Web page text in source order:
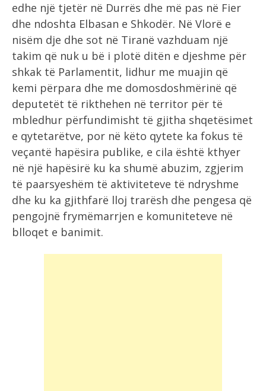
edhe një tjetër në Durrës dhe më pas në Fier
dhe ndoshta Elbasan e Shkodër. Në Vlorë e
nisëm dje dhe sot në Tiranë vazhduam një
takim që nuk u bë i plotë ditën e djeshme për
shkak të Parlamentit, lidhur me muajin që
kemi përpara dhe me domosdoshmërinë që
deputetët të rikthehen në territor për të
mbledhur përfundimisht të gjitha shqetësimet
e qytetarëtve, por në këto qytete ka fokus të
veçantë hapësira publike, e cila është kthyer
në një hapësirë ku ka shumë abuzim, zgjerim
të paarsyeshëm të aktiviteteve të ndryshme
dhe ku ka gjithfarë lloj trarësh dhe pengesa që
pengojnë frymëmarrjen e komuniteteve në
blloqet e banimit.